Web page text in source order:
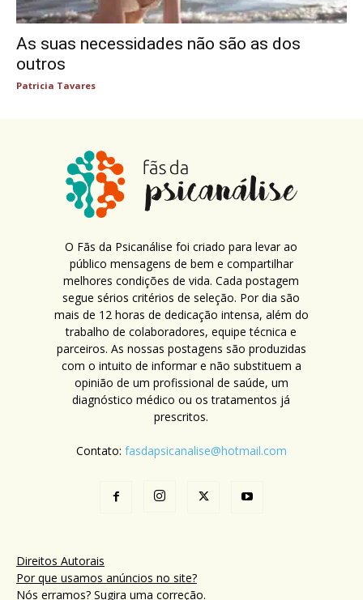
As suas necessidades não são as dos
outros
Patricia Tavares
O Fãs da Psicanálise foi criado para levar ao
público mensagens de bem e compartilhar
melhores condições de vida. Cada postagem
segue sérios critérios de seleção. Por dia são
mais de 12 horas de dedicação intensa, além do
trabalho de colaboradores, equipe técnica e
parceiros. As nossas postagens são produzidas
com o intuito de informar e não substituem a
opinião de um profissional de saúde, um
diagnóstico médico ou os tratamentos já
prescritos.
Contato: fasdapsicanalise@hotmail.com
Direitos Autorais
Por que usamos anúncios no site?
Nós erramos? Sugira uma correção.